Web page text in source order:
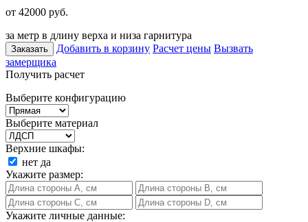
от 42000 руб.
за метр в длину верха и низа гарнитура
Заказать Добавить в корзину Расчет цены Вызвать
замерщика
Получить расчет
Выберите конфигурацию
Выберите материал
Верхние шкафы:
нет да
Укажите размер:
Укажите личные данные: